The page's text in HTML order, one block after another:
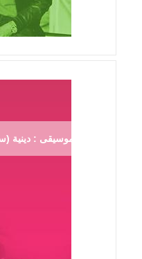
موسيقى : دينية